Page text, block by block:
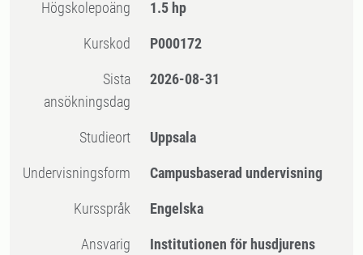
högskolepoäng 1.5 hp
Kurskod P000172
Sista
ansökningsdag
2026-08-31
Studieort Uppsala
Undervisningsform Campusbaserad undervisning
Kursspråk Engelska
Ansvarig
Institutionen för husdjurens